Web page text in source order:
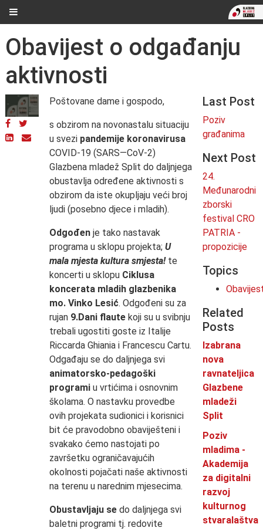
Obavijest o odgađanju
aktivnosti
Poštovane dame i gospodo,
s obzirom na novonastalu situaciju
u svezi pandemije koronavirusa
COVID-19 (SARS—CoV-2)
Glazbena mladež Split do daljnjega
obustavlja određene aktivnosti s
obzirom da iste okupljaju veći broj
ljudi (posebno djece i mladih).
Odgođenje tako nastavak
programa u sklopu projekta; U
mala mjesta kultura smjesta!te
koncerti u sklopu Ciklusa
koncerata mladih glazbenika
mo. Vinko Lesić. Odgođeni su za
rujan 9.Dani flautekoji su u svibnju
trebali ugostiti goste iz Italije
Riccarda Ghiania i Francescu Cartu.
Odgađaju se do daljnjega svi
animatorsko-pedagoški
programiu vrtićima i osnovnim
školama. O nastavku provedbe
ovih projekata sudionici i korisnici
bit će pravodobno obaviješteni i
svakako ćemo nastojati po
završetku ograničavajućih
okolnosti pojačati naše aktivnosti
na terenu u narednim mjesecima.
Obustavljaju sedo daljnjega svi
baletni programi tj. redovite
Last Post
Poziv
građanima
Next Post
24.
Međunarodni
zborski
festival CRO
PATRIA -
propozicije
Topics
Related
Posts
Izabrana
nova
ravnateljica
Glazbene
mladeži
Split
Poziv
mladima -
Akademija
za digitalni
razvoj
kulturnog
stvaralaštva